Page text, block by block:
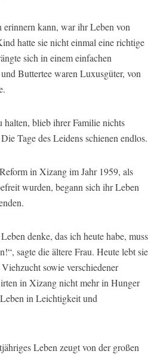
kann, war ihr Leben von
hatte sie nicht einmal eine richtige
sich in einem einfachen
Buttertee waren Luxusgüter, von
blieb ihrer Familie nichts
Tage des Leidens schienen endlos.
in Xizang im Jahr 1959, als
wurden, begann sich ihr Leben
denke, das ich heute habe, muss
sagte die ältere Frau. Heute lebt sie
sowie verschiedener
in Xizang nicht mehr in Hunger
in Leichtigkeit und
Leben zeugt von der großen